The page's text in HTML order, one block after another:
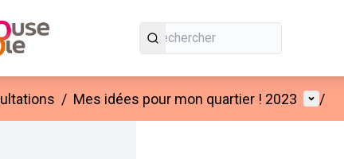
/ Mes idées pour mon quartier ! 2023 Menu
/
Passer la carte